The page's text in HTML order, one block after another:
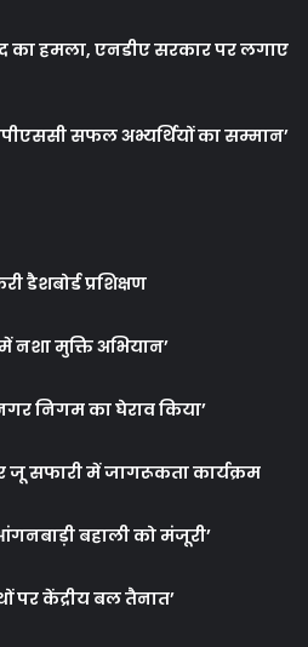
का हमला, एनडीए सरकार पर लगाए
सफल अभ्यर्थियों का सम्मान’
डैशबोर्ड प्रशिक्षण
मुक्ति अभियान’
निगम का घेराव किया’
जू सफारी में जागरूकता कार्यक्रम
बहाली को मंजूरी’
पर केंद्रीय बल तैनात’